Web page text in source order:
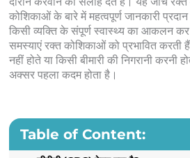
कोशिकाओं के बारे में महत्वपूर्ण जानकारी
किसी व्यक्ति के संपूर्ण स्वास्थ्य का आकलन
समस्याएं रक्त कोशिकाओं को प्रभावित करती
नहीं होते या किसी बीमारी की निगरानी करनी
अक्सर पहला कदम होता है।
Table of Content: